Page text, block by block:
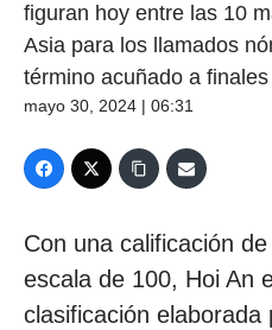
figuran hoy entre las 10
Asia para los llamados
término acuñado a
mayo 30, 2024 | 06:31
Con una calificación
escala de 100, Hoi An
clasificación elaborada